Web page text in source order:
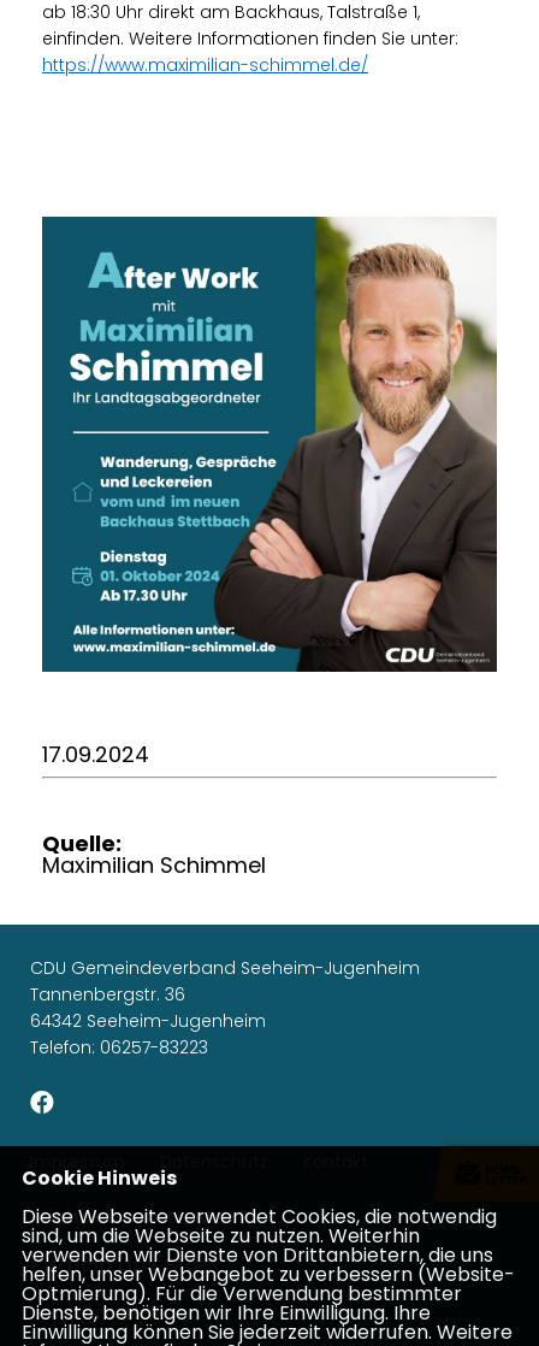
ab 18:30 Uhr direkt am Backhaus, Talstraße 1,
einfinden. Weitere Informationen finden Sie unter:
https://www.maximilian-schimmel.de/
17.09.2024
Quelle:
Maximilian Schimmel
CDU Gemeindeverband Seeheim-Jugenheim
Tannenbergstr. 36
64342 Seeheim-Jugenheim
Telefon: 06257-83223
Michael Gahler, MdEP
Patricia Lips, MdB
Ina Dürr, MdL
Cookie Hinweis
Diese Webseite verwendet Cookies, die notwendig
sind, um die Webseite zu nutzen. Weiterhin
verwenden wir Dienste von Drittanbietern, die uns
helfen, unser Webangebot zu verbessern (Website-
Optmierung). Für die Verwendung bestimmter
Dienste, benötigen wir Ihre Einwilligung. Ihre
Einwilligung können Sie jederzeit widerrufen. Weitere